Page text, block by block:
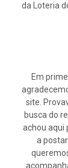
da Loteria
Em
site.
busca do
achou aqui
a